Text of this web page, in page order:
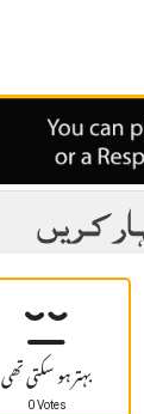
کریں
بہتر ہو سکتی تھی
0 Votes